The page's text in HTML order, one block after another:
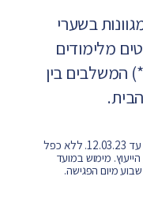
בשערי
מלימודים
המשלבים בין
**בתוקף עד 12.03.23. ללא כפל
מימוש במועד